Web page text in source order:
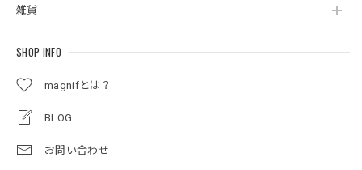
雑貨
SHOP INFO
magnifとは？
BLOG
お問い合わせ